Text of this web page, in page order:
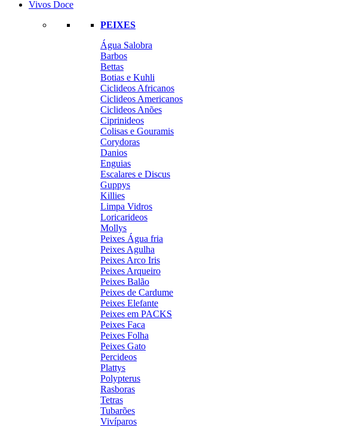
Vivos Doce
PEIXES
Água Salobra
Barbos
Bettas
Botias e Kuhli
Ciclideos Africanos
Ciclideos Americanos
Ciclideos Anões
Ciprinideos
Colisas e Gouramis
Corydoras
Danios
Enguias
Escalares e Discus
Guppys
Killies
Limpa Vidros
Loricarideos
Mollys
Peixes Água fria
Peixes Agulha
Peixes Arco Iris
Peixes Arqueiro
Peixes Balão
Peixes de Cardume
Peixes Elefante
Peixes em PACKS
Peixes Faca
Peixes Folha
Peixes Gato
Percideos
Plattys
Polypterus
Rasboras
Tetras
Tubarões
Vivíparos